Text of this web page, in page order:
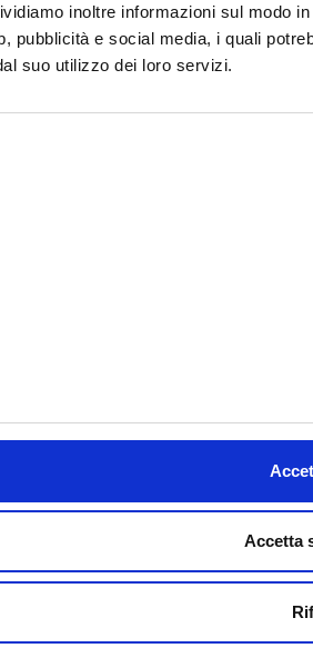
inoltre informazioni sul modo
pubblicità e social media, i quali
suo utilizzo dei loro servizi.
Accetta
| Metatasse |Privacy Policy